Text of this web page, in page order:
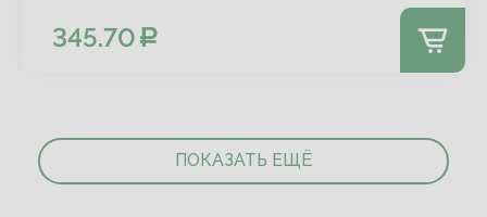
345.70
ПОКАЗАТЬ ЕЩЁ